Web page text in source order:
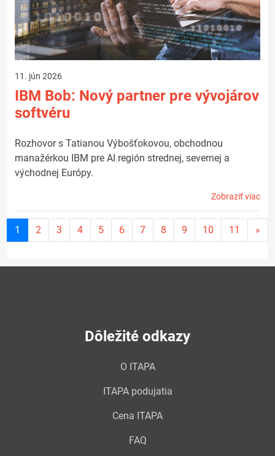
11. jún 2026
IBM Bob: Nový partner pre vývojárov
softvéru
Rozhovor s Tatianou Výbošťokovou, obchodnou
manažérkou IBM pre AI región strednej, severnej a
východnej Európy.
Zobraziť viac
1
Aktuálna
stránka
2 3 4 5 6 7 8 9 10 11 »
Dôležité odkazy
O ITAPA
ITAPA podujatia
Cena ITAPA
FAQ